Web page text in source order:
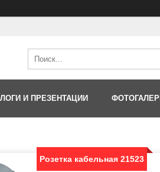
И ПРЕЗЕНТАЦИИ
Розетка кабельная 21523